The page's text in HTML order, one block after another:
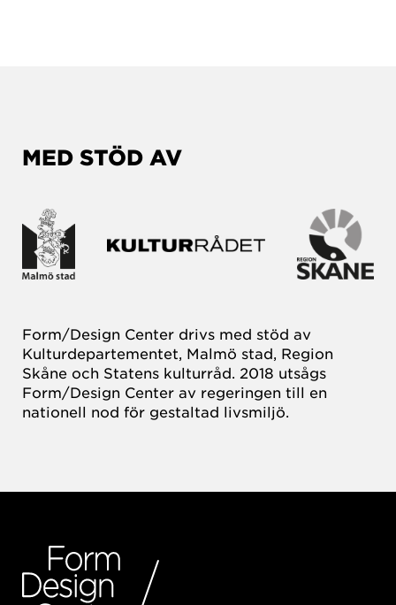
MED STÖD AV
Form/Design Center drivs med stöd av
Kulturdepartementet, Malmö stad, Region
Skåne och Statens kulturråd. 2018 utsågs
Form/Design Center av regeringen till en
nationell nod för gestaltad livsmiljö.